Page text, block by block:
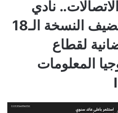
نادي
القرية الذكية يستضيف النسخة الـ18
لقطاع
المعلومات